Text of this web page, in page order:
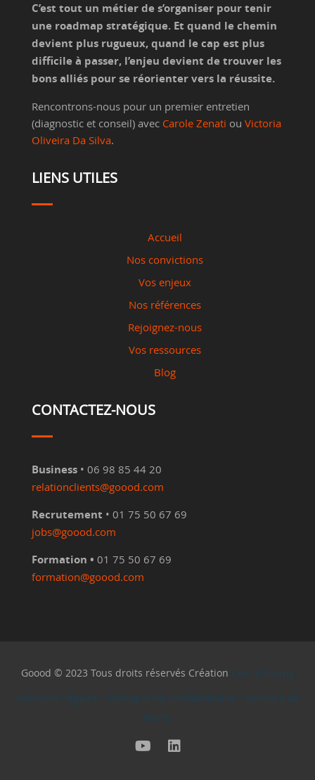
C’est tout un métier de s’organiser pour tenir
une roadmap stratégique. Et quand le chemin
devient plus rugueux, quand le cap est plus
difficile à passer, l’enjeu devient de trouver les
bons alliés pour se réorienter vers la réussite.
Rencontrons-nous pour un premier entretien
(diagnostic et conseil) avec Carole Zenati ou Victoria
Oliveira Da Silva.
LIENS UTILES
Accueil
Nos convictions
Vos enjeux
Nos références
Rejoignez-nous
Vos ressources
Blog
CONTACTEZ-NOUS
Business • 06 98 85 44 20
relationclients@goood.com
Recrutement • 01 75 50 67 69
jobs@goood.com
Formation • 01 75 50 67 69
formation@goood.com
Goood © 2023 Tous droits réservés Création Com d'Happy
Mentions légales - Politique de confidentialité - Exercice de
droits